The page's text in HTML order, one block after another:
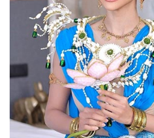
สูตร
อาหาร
ช้อป
ปิ้ง
รถยนต์